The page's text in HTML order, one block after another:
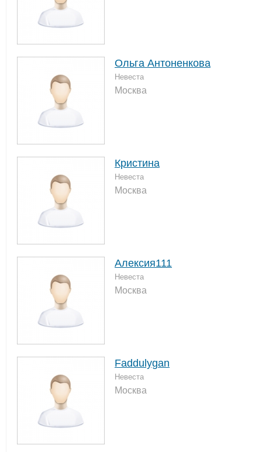
Ольга Антоненкова
Невеста
Москва
Кристина
Невеста
Москва
Алексия111
Невеста
Москва
Faddulygan
Невеста
Москва